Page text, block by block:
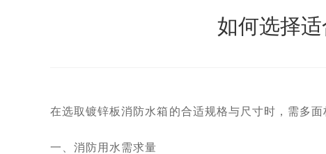
如何选择
在选取镀锌板消防水箱的合适规格与尺寸时，需多面
一、消防用水需求量